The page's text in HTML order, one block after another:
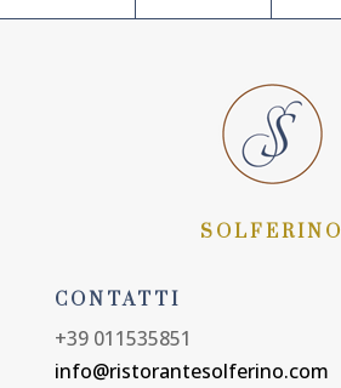
SOLFERINO
CONTATTI
+39 011535851
info@ristorantesolferino.com